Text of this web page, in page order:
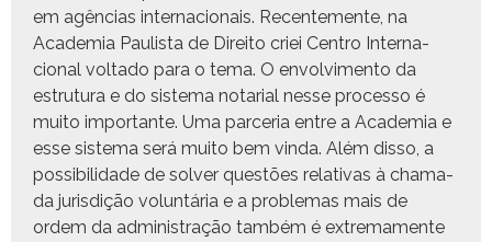
em agên­cias inter­na­cionais. Recen­te­mente, na
Acad­e­mia Paulista de Dire­ito criei Cen­tro Inter­na­
cional volta­do para o tema. O envolvi­men­to da
estru­tu­ra e do sis­tema notar­i­al nesse proces­so é
muito impor­tante. Uma parce­ria entre a Acad­e­mia e
esse sis­tema será muito bem vin­da. Além dis­so, a
pos­si­bil­i­dade de solver questões rel­a­ti­vas à chama­
da juris­dição vol­un­tária e a prob­le­mas mais de
ordem da admin­is­tração tam­bém é extrema­mente